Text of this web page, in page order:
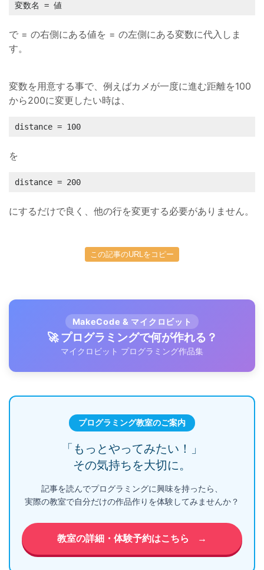
変数名 = 値
で = の右側にある値を = の左側にある変数に代入しま
す。
変数を用意する事で、例えばカメが一度に進む距離を100
から200に変更したい時は、
distance = 100
を
distance = 200
にするだけで良く、他の行を変更する必要がありません。
この記事のURLをコピー
MakeCode & マイクロビット
🚀 プログラミングで何が作れる？
マイクロビット プログラミング作品集
プログラミング教室のご案内
「もっとやってみたい！」
その気持ちを大切に。
記事を読んでプログラミングに興味を持ったら、
実際の教室で自分だけの作品作りを体験してみませんか？
教室の詳細・体験予約はこちら →